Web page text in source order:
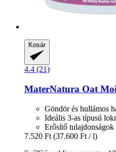
Kosár
4.4 (21)
MaterNatura Oat
Göndör és hullámos
Ideális 3-as típusú
Erősítő tulajdonságok
7.520 Ft (37.600 Ft / l)